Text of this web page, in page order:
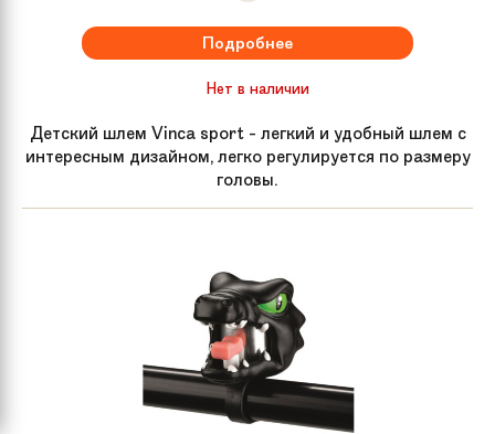
Подробнее
Нет в наличии
Детский шлем Vinca sport - легкий и удобный шлем с
интересным дизайном, легко регулируется по размеру
головы.